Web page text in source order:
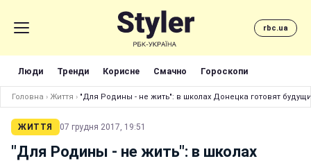
rbc.ua
Люди Тренди Корисне Смачно Гороскопи
Головна › Життя › "Для Родины - не жить": в школах Донецка готовят
ЖИТТЯ 07 грудня 2017, 19:51
"Для Родины - не жить": в школах